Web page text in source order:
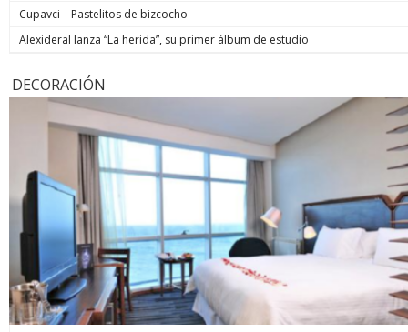
Cupavci – Pastelitos de bizcocho
Alexideral lanza “La herida”, su primer álbum de estudio
DECORACIÓN